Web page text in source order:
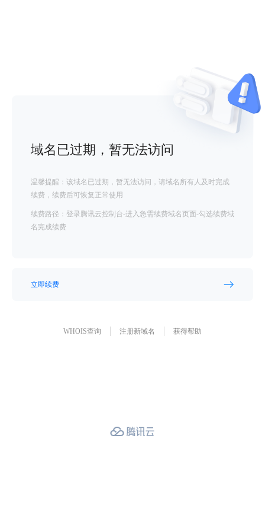
域名已过期，暂无法访问
温馨提醒：该域名已过期，暂无法访问，请域名所有人及时完成
续费，续费后可恢复正常使用
续费路径：登录腾讯云控制台-进入急需续费域名页面-勾选续费域
名完成续费
立即续费
WHOIS查询 注册新域名 获得帮助